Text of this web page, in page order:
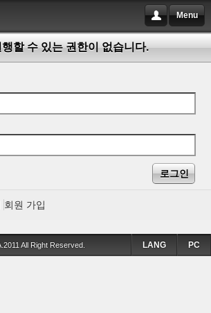
Menu
할 수 있는 권한이 없습니다.
회원 가입
All Right Reserved. PC
LANG